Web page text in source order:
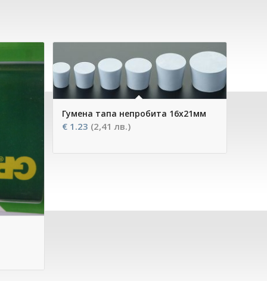
Гумена тапа непробита 16х21мм
€1.23 (2,41 лв.)